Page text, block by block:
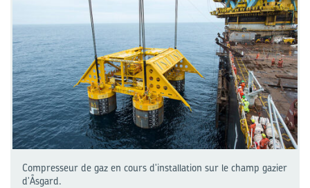
Compresseur de gaz en cours d'installation sur le champ gazier
d'Åsgard.